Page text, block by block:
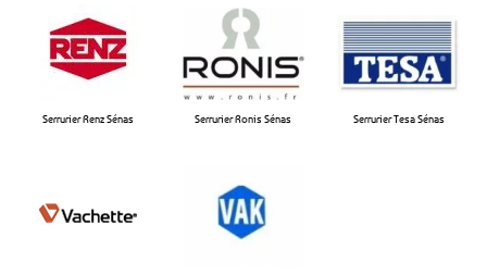
Serrurier Renz Sénas Serrurier Ronis Sénas Serrurier Tesa Sénas